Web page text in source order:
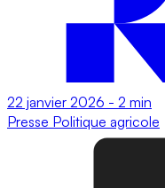
22 janvier 2026 - 2 min
Presse Politique agricole